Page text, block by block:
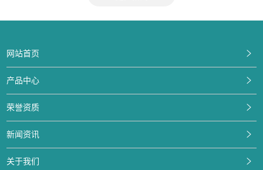
网站首页
产品中心
荣誉资质
新闻资讯
关于我们